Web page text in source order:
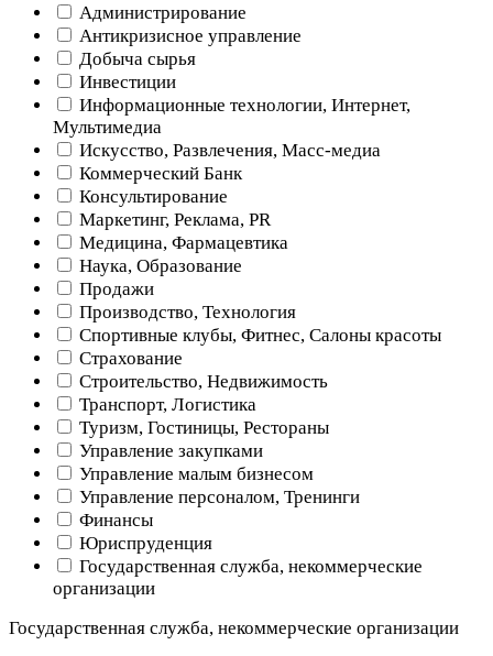
Администрирование
Антикризисное управление
Добыча cырья
Инвестиции
Информационные технологии, Интернет,
Мультимедиа
Искусство, Развлечения, Масс-медиа
Коммерческий Банк
Консультирование
Маркетинг, Реклама, PR
Медицина, Фармацевтика
Наука, Образование
Продажи
Производство, Технология
Спортивные клубы, Фитнес, Салоны красоты
Страхование
Строительство, Недвижимость
Транспорт, Логистика
Туризм, Гостиницы, Рестораны
Управление закупками
Управление малым бизнесом
Управление персоналом, Тренинги
Финансы
Юриспруденция
Государственная служба, некоммерческие
организации
Государственная служба, некоммерческие организации